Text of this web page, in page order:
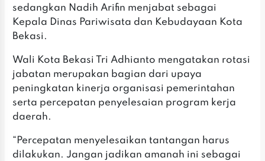
sedangkan Nadih Arifin menjabat sebagai
Kepala Dinas Pariwisata dan Kebudayaan Kota
Bekasi.
‎Wali Kota Bekasi Tri Adhianto mengatakan rotasi
jabatan merupakan bagian dari upaya
peningkatan kinerja organisasi pemerintahan
serta percepatan penyelesaian program kerja
daerah.
‎“Percepatan menyelesaikan tantangan harus
dilakukan. Jangan jadikan amanah ini sebagai